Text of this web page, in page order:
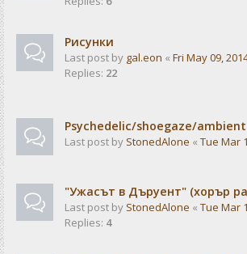
Рисунки
Last post by gal.eon « Fri May 09,
Replies: 22
Psychedelic/shoegaze/
Last post by StonedAlone « Tue Mar
"Ужасът в Дъруент" (хорър
Last post by StonedAlone « Tue Mar
Replies: 4